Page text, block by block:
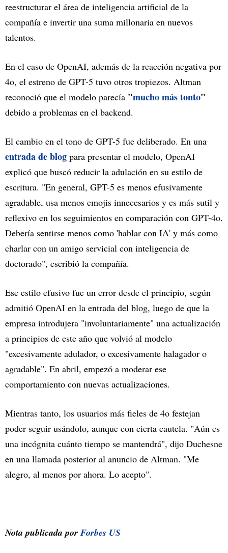
reestructurar el área de inteligencia artificial de la
compañía e invertir una suma millonaria en nuevos
talentos.
En el caso de OpenAI, además de la reacción negativa por
4o, el estreno de GPT-5 tuvo otros tropiezos. Altman
reconoció que el modelo parecía "mucho más tonto"
debido a problemas en el backend.
El cambio en el tono de GPT-5 fue deliberado. En una
entrada de blog para presentar el modelo, OpenAI
explicó que buscó reducir la adulación en su estilo de
escritura. "En general, GPT-5 es menos efusivamente
agradable, usa menos emojis innecesarios y es más sutil y
reflexivo en los seguimientos en comparación con GPT-4o.
Debería sentirse menos como 'hablar con IA' y más como
charlar con un amigo servicial con inteligencia de
doctorado", escribió la compañía.
Ese estilo efusivo fue un error desde el principio, según
admitió OpenAI en la entrada del blog, luego de que la
empresa introdujera "involuntariamente" una actualización
a principios de este año que volvió al modelo
"excesivamente adulador, o excesivamente halagador o
agradable". En abril, empezó a moderar ese
comportamiento con nuevas actualizaciones.
Mientras tanto, los usuarios más fieles de 4o festejan
poder seguir usándolo, aunque con cierta cautela. "Aún es
una incógnita cuánto tiempo se mantendrá", dijo Duchesne
en una llamada posterior al anuncio de Altman. "Me
alegro, al menos por ahora. Lo acepto".
Nota publicada porForbes US